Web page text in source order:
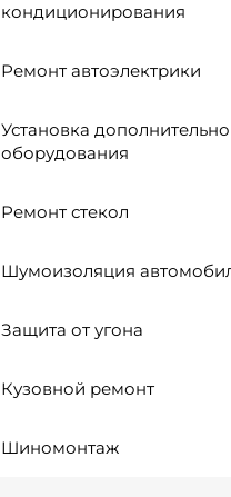
кондиционирования
Ремонт автоэлектрики
Установка
оборудования
Ремонт стекол
Шумоизоляция
Защита от угона
Кузовной ремонт
Шиномонтаж